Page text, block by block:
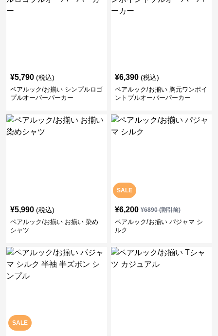
¥5,790 (税込)
ペアルック/お揃い シンプルロゴ
プルオーバーパーカー
¥6,390 (税込)
ペアルック/お揃い 胸元ワンポイ
ントプルオーバーパーカー
¥5,990 (税込)
ペアルック/お揃い お揃い 染め
シャツ
SALE
¥6,200 ¥6890(割引前)
ペアルック/お揃い パジャマ シ
ルク
SALE